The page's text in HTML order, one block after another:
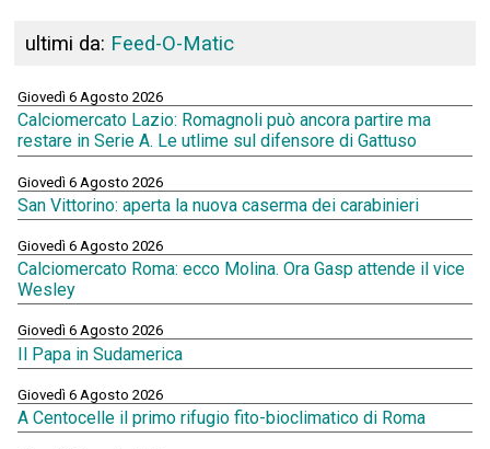
ultimi da: Feed-O-Matic
Giovedì 6 Agosto 2026
Calciomercato Lazio: Romagnoli può ancora partire ma
restare in Serie A. Le utlime sul difensore di Gattuso
Giovedì 6 Agosto 2026
San Vittorino: aperta la nuova caserma dei carabinieri
Giovedì 6 Agosto 2026
Calciomercato Roma: ecco Molina. Ora Gasp attende il vice
Wesley
Giovedì 6 Agosto 2026
Il Papa in Sudamerica
Giovedì 6 Agosto 2026
A Centocelle il primo rifugio fito-bioclimatico di Roma